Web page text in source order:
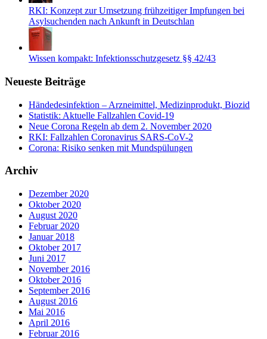
RKI: Konzept zur Umsetzung frühzeitiger Impfungen bei
Asylsuchenden nach Ankunft in Deutschlan
Wissen kompakt: Infektionsschutzgesetz §§ 42/43
Neueste Beiträge
Händedesinfektion – Arzneimittel, Medizinprodukt, Biozid
Statistik: Aktuelle Fallzahlen Covid-19
Neue Corona Regeln ab dem 2. November 2020
RKI: Fallzahlen Coronavirus SARS-CoV-2
Corona: Risiko senken mit Mundspülungen
Archiv
Dezember 2020
Oktober 2020
August 2020
Februar 2020
Januar 2018
Oktober 2017
Juni 2017
November 2016
Oktober 2016
September 2016
August 2016
Mai 2016
April 2016
Februar 2016